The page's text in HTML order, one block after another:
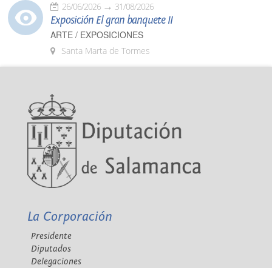
26/06/2026 31/08/2026
Exposición El gran banquete II
ARTE / EXPOSICIONES
Santa Marta de Tormes
La Corporación
Presidente
Diputados
Delegaciones